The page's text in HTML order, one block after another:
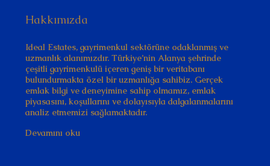
Hakkımızda
Ideal Estates, gayrimenkul sektörüne odaklanmış ve
uzmanlık alanımızdır. Türkiye’nin Alanya şehrinde
çeşitli gayrimenkulü içeren geniş bir veritabanı
bulundurmakta özel bir uzmanlığa sahibiz. Gerçek
emlak bilgi ve deneyimine sahip olmamız, emlak
piyasasını, koşullarını ve dolayısıyla dalgalanmalarını
analiz etmemizi sağlamaktadır.
Devamını oku